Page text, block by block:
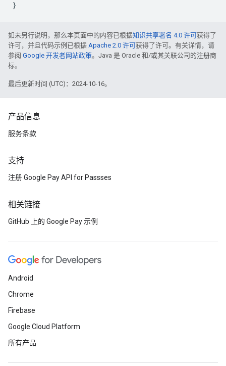
如未另行说明，那么本页面中的内容已根据知识共享署名 4.0 许可获得了
许可，并且代码示例已根据 Apache 2.0 许可获得了许可。有关详情，请
参阅 Google 开发者网站政策。Java 是 Oracle 和/或其关联公司的注册商
标。
最后更新时间 (UTC)：2024-10-16。
产品信息
服务条款
支持
注册 Google Pay API for Passses
相关链接
GitHub 上的 Google Pay 示例
Android
Chrome
Firebase
Google Cloud Platform
所有产品